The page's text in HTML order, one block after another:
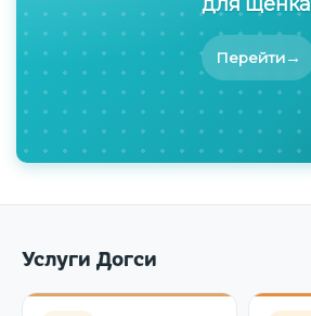
Перейти→
Услуги Догси